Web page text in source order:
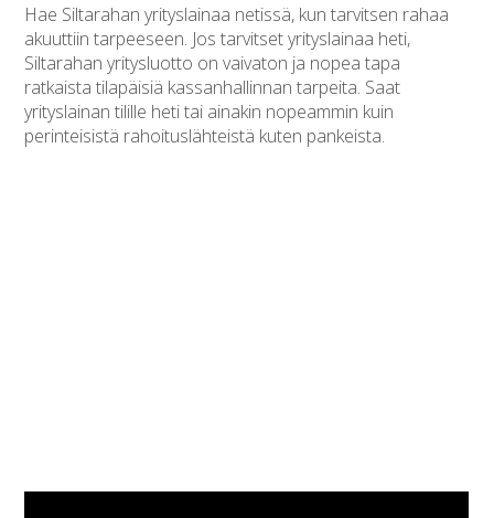
Hae Siltarahan yrityslainaa netissä, kun tarvitsen rahaa
akuuttiin tarpeeseen. Jos tarvitset yrityslainaa heti,
Siltarahan yritysluotto on vaivaton ja nopea tapa
ratkaista tilapäisiä kassanhallinnan tarpeita. Saat
yrityslainan tilille heti tai ainakin nopeammin kuin
perinteisistä rahoituslähteistä kuten pankeista.